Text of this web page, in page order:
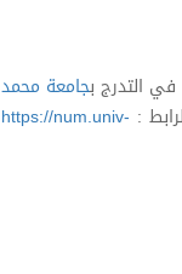
في التدرج بجامعة محمد
:
https://num.univ-